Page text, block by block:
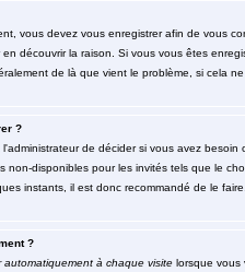
vous devez vous enregistrer afin de vous
découvrir la raison. Si vous vous êtes
de là que vient le problème, si cela
?
de décider si vous avez
disponibles pour les invités tels que le
instants, il est donc recommandé de le
?
automatiquement à chaque visitelorsque vous